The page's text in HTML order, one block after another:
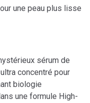
une peau plus lisse
sérum de
concentré pour
biologie
une formule High-